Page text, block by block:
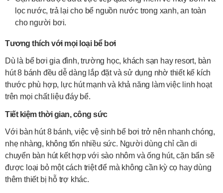
lọc nước, trả lại cho bể nguồn nước trong xanh, an toàn
cho người bơi.
Tương thích với mọi loại bể bơi
Dù là bể bơi gia đình, trường học, khách sạn hay resort, bàn
hút 8 bánh đều dễ dàng lắp đặt và sử dụng nhờ thiết kế kích
thước phù hợp, lực hút mạnh và khả năng làm việc linh hoạt
trên mọi chất liệu đáy bể.
Tiết kiệm thời gian, công sức
Với bàn hút 8 bánh, việc vệ sinh bể bơi trở nên nhanh chóng,
nhẹ nhàng, không tốn nhiều sức. Người dùng chỉ cần di
chuyển bàn hút kết hợp với sào nhôm và ống hút, cặn bẩn sẽ
được loại bỏ một cách triệt để mà không cần kỳ cọ hay dùng
thêm thiết bị hỗ trợ khác.